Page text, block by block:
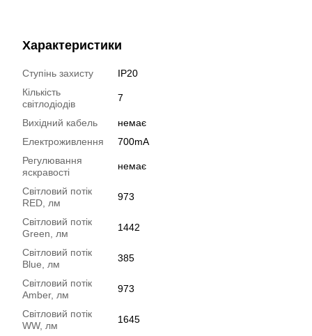
Характеристики
Ступінь захисту
IP20
Кількість
світлодіодів
7
Вихідний кабель
немає
Електроживлення
700mA
Регулювання
яскравості
немає
Світловий потік
RED, лм
973
Світловий потік
Green, лм
1442
Світловий потік
Blue, лм
385
Світловий потік
Amber, лм
973
Світловий потік
WW, лм
1645